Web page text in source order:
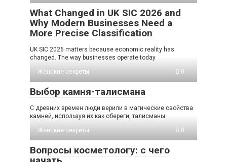
What Changed in UK SIC 2026 and
Why Modern Businesses Need a
More Precise Classification
UK SIC 2026 matters because economic reality has
changed. The way businesses operate today
Женские секреты
0
Выбор камня-талисмана
С древних времен люди верили в магические свойства
камней, используя их как обереги, талисманы
Женские секреты
0
Вопросы косметологу: с чего